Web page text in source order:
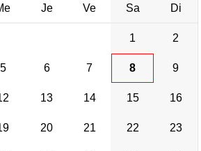
Je Ve Sa Di
1 2
5 6 7 8 9
13 14 15 16
20 21 22 23